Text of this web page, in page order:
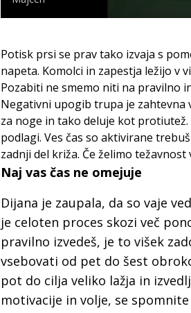
Potisk prsi se prav tako izvaja s
napeta. Komolci in zapestja ležijo v
Pozabiti ne smemo niti na pravilno
Negativni upogib trupa je zahtevna
za noge in tako deluje kot
podlagi. Ves čas so aktivirane
zadnji del križa. Če želimo
Naj vas čas ne omejuje
Dijana je zaupala, da so vaje
je celoten proces skozi več
pravilno izvedeš, je to višek
vsebovati od pet do šest
pot do cilja veliko lažja in
motivacije in volje, se